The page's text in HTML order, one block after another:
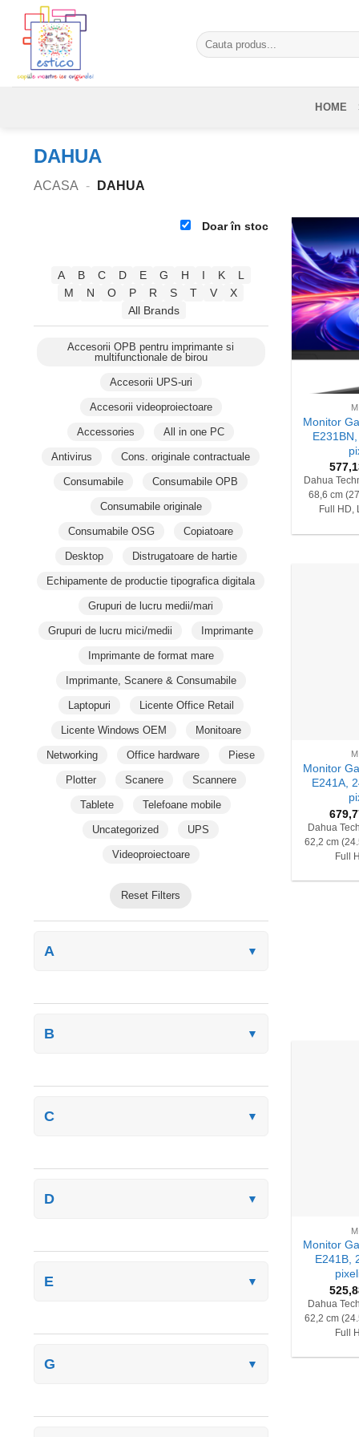
content
Caută
după:
HOME
DAHUA
ACASA - DAHUA
Doar în stoc
A B C D E G H I K
L
M
N O P R S T V
X
All Brands
Accesorii OPB pentru imprimante si
multifunctionale de birou
Accesorii UPS-uri
Accesorii videoproiectoare
Accessories All in one PC
Antivirus Cons. originale contractuale
Consumabile Consumabile OPB
Consumabile originale
Consumabile OSG Copiatoare
Desktop Distrugatoare de hartie
Echipamente de productie tipografica digitala
Grupuri de lucru medii/mari
Grupuri de lucru mici/medii Imprimante
Imprimante de format mare
Imprimante, Scanere & Consumabile
Laptopuri Licente Office Retail
Licente Windows OEM Monitoare
Networking Office hardware Piese
Plotter Scanere Scannere
Tablete Telefoane mobile
Uncategorized UPS
Videoproiectoare
Reset Filters
A ▼
B ▼
C ▼
D ▼
E ▼
G ▼
Monitor
Dahua
68,6 cm
Full HD,
Monitor
E241A,
Dahua
62,2 cm
Full
Monitor
E241B,
Dahua
62,2 cm
Full